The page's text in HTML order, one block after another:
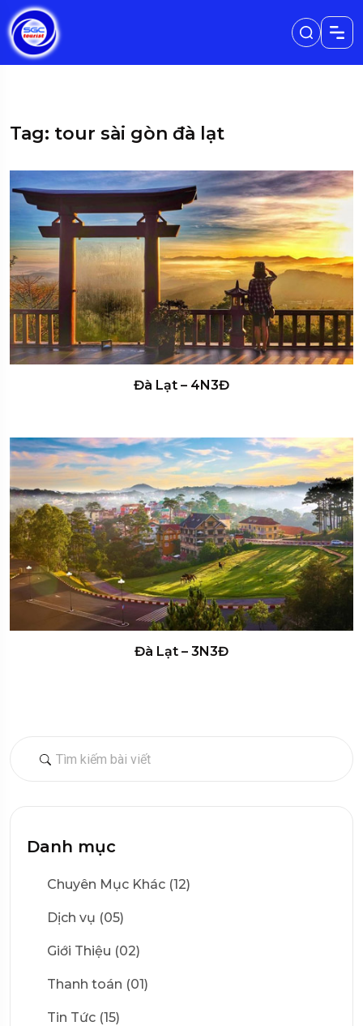
Danh mục
Chuyên Mục Khác (12)
Dịch vụ (05)
Giới Thiệu (02)
Thanh toán (01)
Tin Tức (15)
Tag: tour sài gòn đà lạt
Đà Lạt – 4N3Đ
Đà Lạt – 3N3Đ